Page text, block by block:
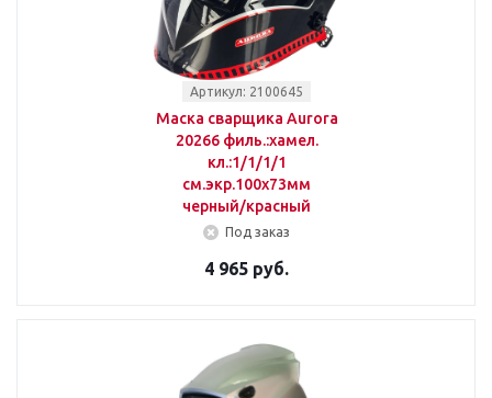
Артикул: 2100645
Маска сварщика Aurora
20266 филь.:хамел.
кл.:1/1/1/1
см.экр.100x73мм
черный/красный
Под заказ
4 965 руб.